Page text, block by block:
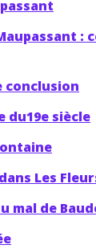
:
conclusion
du19e siècle
Les
mal de